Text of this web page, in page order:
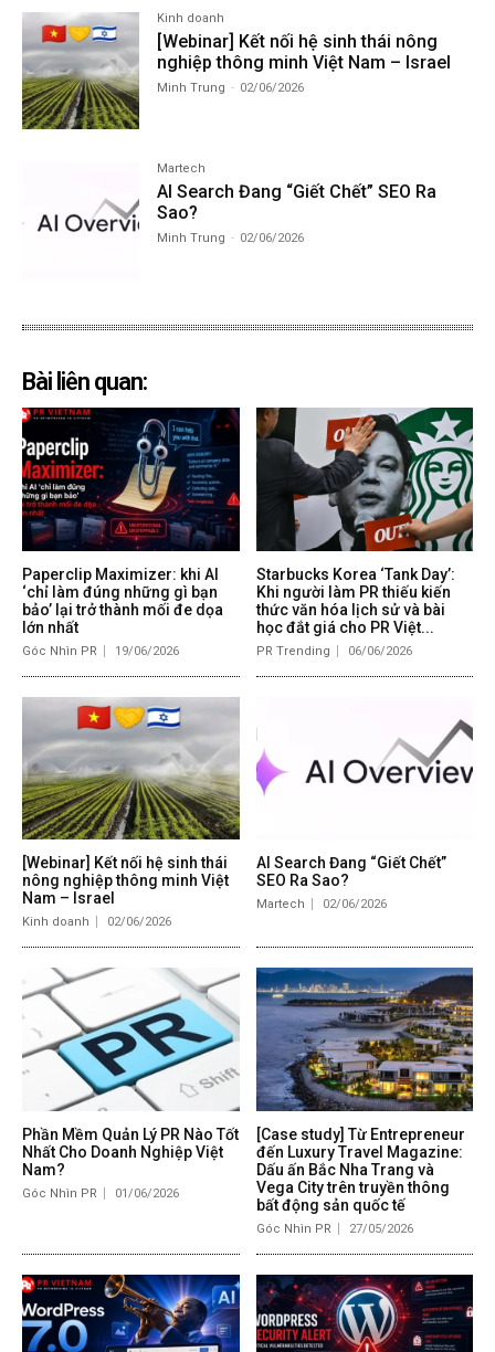
Kinh doanh
[Webinar] Kết nối hệ sinh thái nông
nghiệp thông minh Việt Nam – Israel
Minh Trung - 02/06/2026
Martech
AI Search Đang “Giết Chết” SEO Ra
Sao?
Minh Trung - 02/06/2026
Bài liên quan:
Paperclip Maximizer: khi AI
‘chỉ làm đúng những gì bạn
bảo’ lại trở thành mối đe dọa
lớn nhất
Góc Nhìn PR 19/06/2026
Starbucks Korea ‘Tank Day’:
Khi người làm PR thiếu kiến
thức văn hóa lịch sử và bài
học đắt giá cho PR Việt...
PR Trending 06/06/2026
[Webinar] Kết nối hệ sinh thái
nông nghiệp thông minh Việt
Nam – Israel
Kinh doanh 02/06/2026
AI Search Đang “Giết Chết”
SEO Ra Sao?
Martech 02/06/2026
Phần Mềm Quản Lý PR Nào Tốt
Nhất Cho Doanh Nghiệp Việt
Nam?
Góc Nhìn PR 01/06/2026
[Case study] Từ Entrepreneur
đến Luxury Travel Magazine:
Dấu ấn Bắc Nha Trang và
Vega City trên truyền thông
bất động sản quốc tế
Góc Nhìn PR 27/05/2026